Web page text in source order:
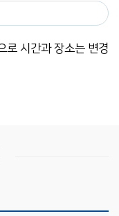
로 시간과 장소는 변경